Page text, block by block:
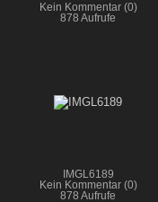
Kein Kommentar (0)
878 Aufrufe
IMGL6189
Kein Kommentar (0)
878 Aufrufe